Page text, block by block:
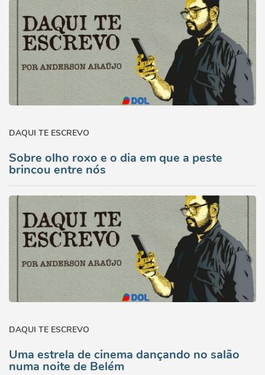
DAQUI TE ESCREVO
Sobre olho roxo e o dia em que a peste
brincou entre nós
DAQUI TE ESCREVO
Uma estrela de cinema dançando no salão
numa noite de Belém